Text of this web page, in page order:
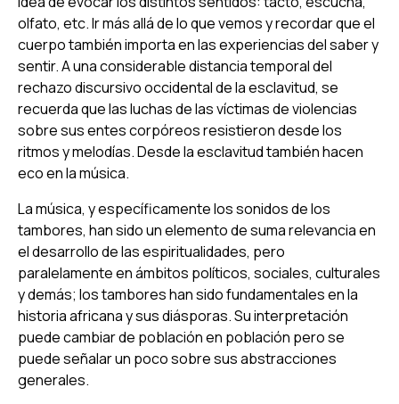
olfato, etc. Ir más allá de lo que vemos y recordar que el
cuerpo también importa en las experiencias del saber y
sentir. A una considerable distancia temporal del
rechazo discursivo occidental de la esclavitud, se
recuerda que las luchas de las víctimas de violencias
sobre sus entes corpóreos resistieron desde los
ritmos y melodías. Desde la esclavitud también hacen
eco en la música.
La música, y específicamente los sonidos de los
tambores, han sido un elemento de suma relevancia en
el desarrollo de las espiritualidades, pero
paralelamente en ámbitos políticos, sociales, culturales
y demás; los tambores han sido fundamentales en la
historia africana y sus diásporas. Su interpretación
puede cambiar de población en población pero se
puede señalar un poco sobre sus abstracciones
generales.